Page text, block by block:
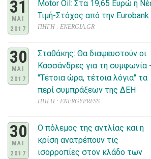
31
ΜΑΙ
2017
Motor Oil: Στα 19,65 Ευρώ η
Τιμή-Στόχος από την Eurobank
ΠΗΓΗ : ENERGIA.GR
30
ΜΑΙ
2017
Σταθάκης: Θα διαψευστούν οι
Κασσάνδρες για τη συμφωνία -
"Τέτοια ώρα, τέτοια λόγια" τα
περί συμπράξεων της ΔΕΗ
ΠΗΓΗ : ENERGYPRESS
30
ΜΑΙ
2017
Ο πόλεμος της αντλίας και η
κρίση ανατρέπουν τις
ισορροπίες στον κλάδο των